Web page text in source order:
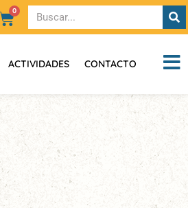
0
ACTIVIDADES CONTACTO